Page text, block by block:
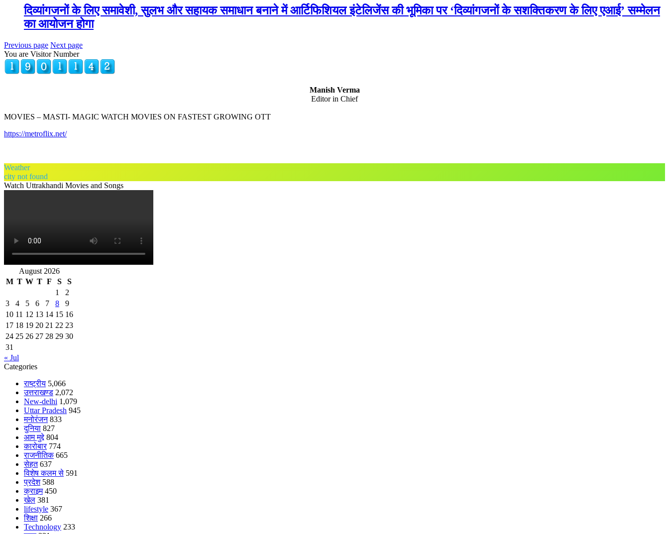
दिव्यांगजनों के लिए समावेशी, सुलभ और सहायक समाधान बनाने में आर्टिफिशियल इंटेलिजेंस की भूमिका पर ‘दिव्यांगजनों के सशक्तिकरण के लिए एआई’ सम्मेलन
का आयोजन होगा
Previous page Next page
You are Visitor Number
Manish Verma
Editor in Chief
MOVIES – MASTI- MAGIC WATCH MOVIES ON FASTEST GROWING OTT
https://metroflix.net/
Weather
city not found
Watch Uttrakhandi Movies and Songs
August 2026
M T W T F S
S
1
2
3
4 5 6 7 8
9
10 11 12 13 14 15 16
17 18 19 20 21 22 23
24 25 26 27 28 29 30
31
« Jul
Categories
राष्ट्रीय 5,066
उत्तराखण्ड 2,072
New-delhi 1,079
Uttar Pradesh 945
मनोरंजन 833
दुनिया 827
आम मुद्दे 804
कारोबार 774
राजनीतिक 665
सेहत 637
विशेष कलम से 591
प्रदेश 588
क्राइम 450
खेल 381
lifestyle 367
शिक्षा 266
Technology 233